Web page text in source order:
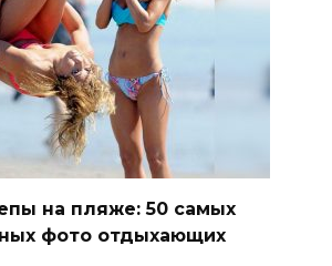
на пляже: 50 самых
фото отдыхающих